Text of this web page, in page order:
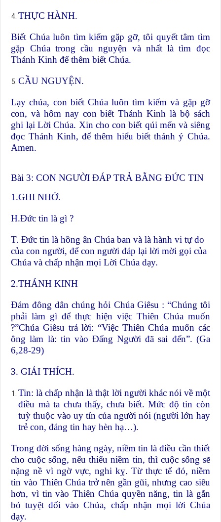
THỰC HÀNH.
Biết Chúa luôn tìm kiếm gặp gỡ, tôi quyết tâm tìm
gặp Chúa trong cầu nguyện và nhất là tìm đọc
Thánh Kinh để thêm biết Chúa.
CẦU NGUYỆN.
Lạy chúa, con biết Chúa luôn tìm kiếm và gặp gỡ
con, và hôm nay con biết Thánh Kinh là bộ sách
ghi lại Lời Chúa. Xin cho con biết qúi mến và siêng
đọc Thánh Kinh, để thêm hiểu biết thánh ý Chúa.
Amen.
Bài 3: CON NGƯỜI ĐÁP TRẢ BẰNG ĐỨC TIN
1.GHI NHỚ.
H.Đức tin là gì ?
T. Đức tin là hồng ân Chúa ban và là hành vi tự do
của con người, để con người đáp lại lời mời gọi của
Chúa và chấp nhận mọi Lời Chúa dạy.
2.THÁNH KINH
Đám đông dân chúng hỏi Chúa Giêsu : “Chúng tôi
phải làm gì để thực hiện việc Thiên Chúa muốn
?”Chúa Giêsu trả lời: “Việc Thiên Chúa muốn các
ông làm là: tin vào Đấng Người đã sai đến”. (Ga
6,28-29)
3. GIẢI THÍCH.
Tin: là chấp nhận là thật lời người khác nói về một
điều mà ta chưa thấy, chưa biết. Mức độ tin còn
tuỳ thuộc vào uy tín của người nói (người lớn hay
trẻ con, đáng tin hay hèn hạ…).
Trong đời sống hàng ngày, niềm tin là điều cần thiết
cho cuộc sống, nếu thiếu niềm tin, thì cuộc sống sẽ
nặng nề vì ngờ vực, nghi kỵ. Từ thực tế đó, niềm
tin vào Thiên Chúa trở nên gần gũi, nhưng cao siêu
hơn, vì tin vào Thiên Chúa quyền năng, tin là gắn
bó tuyệt đối vào Chúa, chấp nhận mọi lời Chúa
dạy.